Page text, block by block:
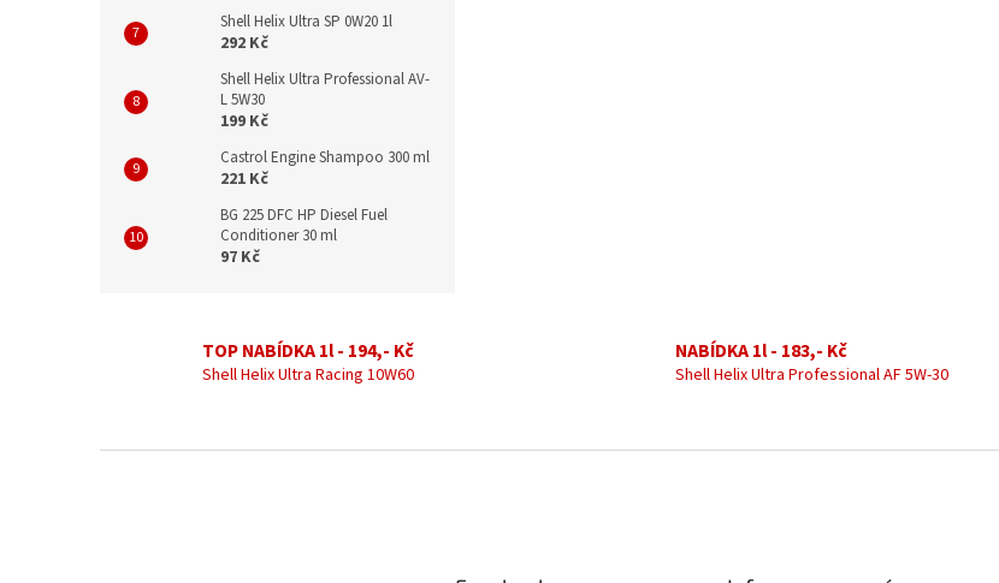
Shell Helix Ultra SP 0W20 1l
292 Kč
Shell Helix Ultra Professional AV-
L 5W30
199 Kč
Castrol Engine Shampoo 300 ml
221 Kč
BG 225 DFC HP Diesel Fuel
Conditioner 30 ml
97 Kč
TOP NABÍDKA 1l - 194,- Kč
Shell Helix Ultra Racing 10W60
NABÍDKA 1l - 183,- Kč
Shell Helix Ultra Professional AF 5W-30